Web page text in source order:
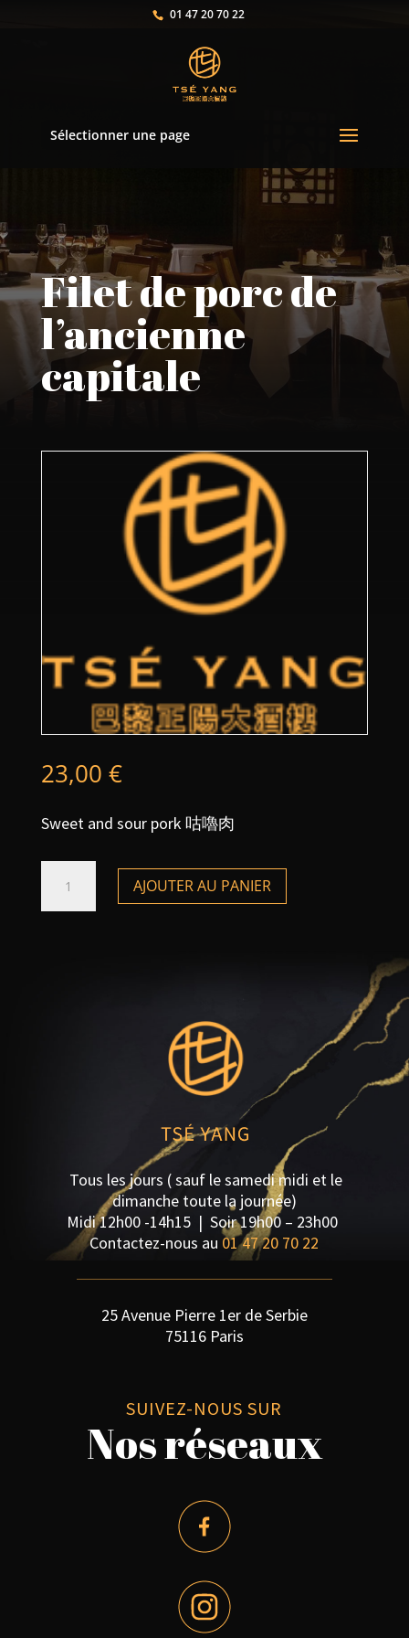
01 47 20 70 22
Sélectionner une page
Filet de porc de
l’ancienne
capitale
23,00 €
Sweet and sour pork 咕嚕肉
Filet
AJOUTER AU PANIER
Tous les jours ( sauf le samedi midi et le
dimanche toute la journée)
Midi 12h00 -14h15 | Soir 19h00 – 23h00
Contactez-nous au 01 47 20 70 22
25 Avenue Pierre 1er de Serbie
75116 Paris
SUIVEZ-NOUS SUR
Nos réseaux